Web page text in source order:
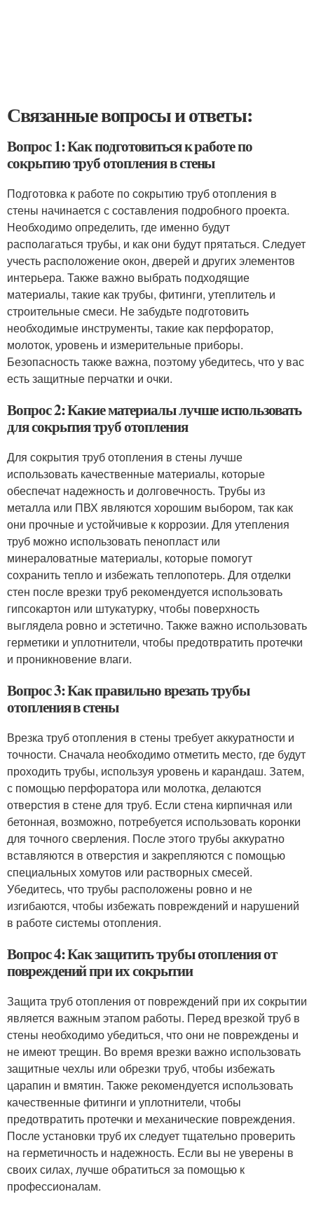
Связанные вопросы и ответы:
Вопрос 1: Как подготовиться к работе по
сокрытию труб отопления в стены
Подготовка к работе по сокрытию труб отопления в
стены начинается с составления подробного проекта.
Необходимо определить, где именно будут
располагаться трубы, и как они будут прятаться. Следует
учесть расположение окон, дверей и других элементов
интерьера. Также важно выбрать подходящие
материалы, такие как трубы, фитинги, утеплитель и
строительные смеси. Не забудьте подготовить
необходимые инструменты, такие как перфоратор,
молоток, уровень и измерительные приборы.
Безопасность также важна, поэтому убедитесь, что у вас
есть защитные перчатки и очки.
Вопрос 2: Какие материалы лучше использовать
для сокрытия труб отопления
Для сокрытия труб отопления в стены лучше
использовать качественные материалы, которые
обеспечат надежность и долговечность. Трубы из
металла или ПВХ являются хорошим выбором, так как
они прочные и устойчивые к коррозии. Для утепления
труб можно использовать пенопласт или
минераловатные материалы, которые помогут
сохранить тепло и избежать теплопотерь. Для отделки
стен после врезки труб рекомендуется использовать
гипсокартон или штукатурку, чтобы поверхность
выглядела ровно и эстетично. Также важно использовать
герметики и уплотнители, чтобы предотвратить протечки
и проникновение влаги.
Вопрос 3: Как правильно врезать трубы
отопления в стены
Врезка труб отопления в стены требует аккуратности и
точности. Сначала необходимо отметить место, где будут
проходить трубы, используя уровень и карандаш. Затем,
с помощью перфоратора или молотка, делаются
отверстия в стене для труб. Если стена кирпичная или
бетонная, возможно, потребуется использовать коронки
для точного сверления. После этого трубы аккуратно
вставляются в отверстия и закрепляются с помощью
специальных хомутов или растворных смесей.
Убедитесь, что трубы расположены ровно и не
изгибаются, чтобы избежать повреждений и нарушений
в работе системы отопления.
Вопрос 4: Как защитить трубы отопления от
повреждений при их сокрытии
Защита труб отопления от повреждений при их сокрытии
является важным этапом работы. Перед врезкой труб в
стены необходимо убедиться, что они не повреждены и
не имеют трещин. Во время врезки важно использовать
защитные чехлы или обрезки труб, чтобы избежать
царапин и вмятин. Также рекомендуется использовать
качественные фитинги и уплотнители, чтобы
предотвратить протечки и механические повреждения.
После установки труб их следует тщательно проверить
на герметичность и надежность. Если вы не уверены в
своих силах, лучше обратиться за помощью к
профессионалам.